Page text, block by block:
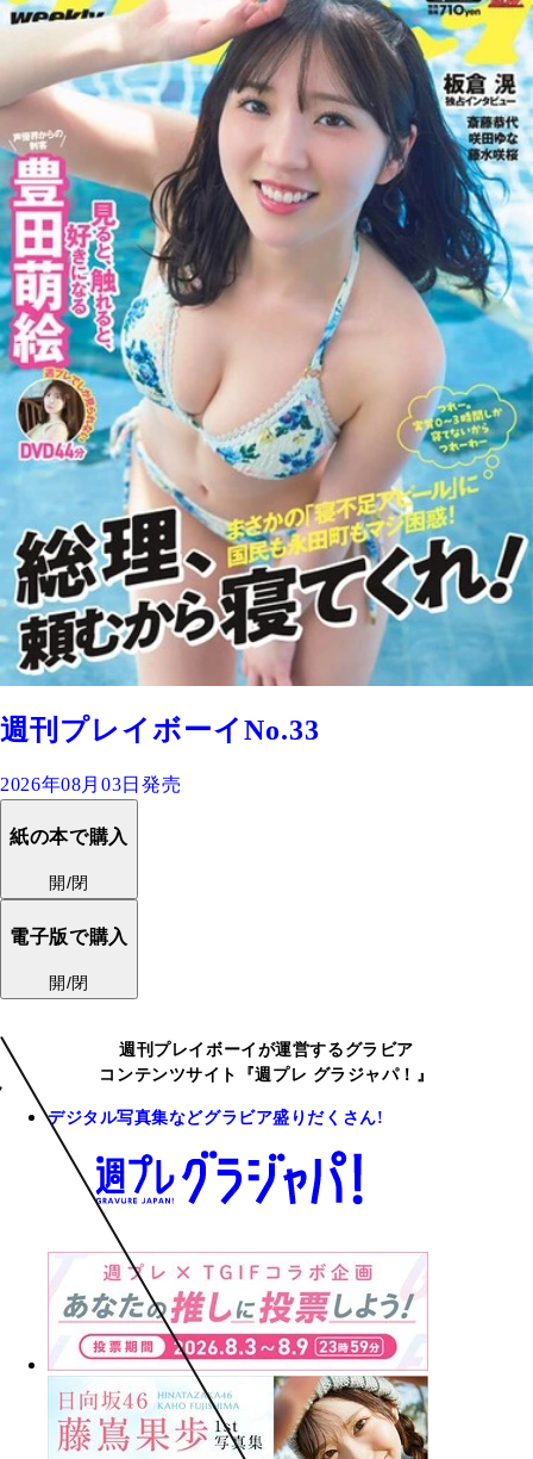
週刊プレイボーイNo.33
2026年08月03日発売
紙の本で購入
開/閉
電子版で購入
開/閉
週刊プレイボーイが運営するグラビア
コンテンツサイト『週プレ グラジャパ！』
デジタル写真集などグラビア盛りだくさん!